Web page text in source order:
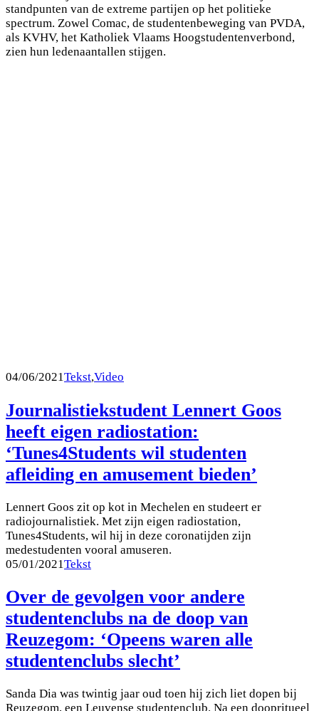
standpunten van de extreme partijen op het politieke
spectrum. Zowel Comac, de studentenbeweging van PVDA,
als KVHV, het Katholiek Vlaams Hoogstudentenverbond,
zien hun ledenaantallen stijgen.
04/06/2021Tekst,Video
Journalistiekstudent Lennert Goos
heeft eigen radiostation:
‘Tunes4Students wil studenten
afleiding en amusement bieden’
Lennert Goos zit op kot in Mechelen en studeert er
radiojournalistiek. Met zijn eigen radiostation,
Tunes4Students, wil hij in deze coronatijden zijn
medestudenten vooral amuseren.
05/01/2021Tekst
Over de gevolgen voor andere
studentenclubs na de doop van
Reuzegom: ‘Opeens waren alle
studentenclubs slecht’
Sanda Dia was twintig jaar oud toen hij zich liet dopen bij
Reuzegom, een Leuvense studentenclub. Na een doopritueel